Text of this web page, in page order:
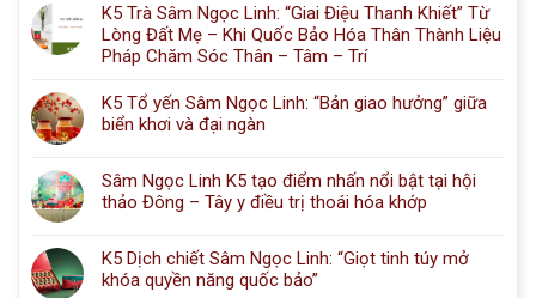
K5 Trà Sâm Ngọc Linh: “Giai Điệu Thanh Khiết” Từ
Lòng Đất Mẹ – Khi Quốc Bảo Hóa Thân Thành Liệu
Pháp Chăm Sóc Thân – Tâm – Trí
K5 Tổ yến Sâm Ngọc Linh: “Bản giao hưởng” giữa
biển khơi và đại ngàn
Sâm Ngọc Linh K5 tạo điểm nhấn nổi bật tại hội
thảo Đông – Tây y điều trị thoái hóa khớp
K5 Dịch chiết Sâm Ngọc Linh: “Giọt tinh túy mở
khóa quyền năng quốc bảo”